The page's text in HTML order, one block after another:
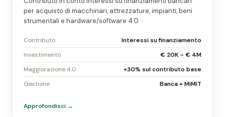
per acquisto di macchinari, attrezzature, impianti, beni
strumentali e hardware/software 4.0.
Contributo
Interessi su finanziamento
Investimento
€ 20K – € 4M
Maggiorazione 4.0
+30% sul contributo base
Gestione
Banca + MiMIT
Approfondisci →